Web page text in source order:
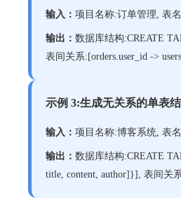
输入： 项目名称:订单管理, 表名
输出： 数据库结构:CREATE
表间关系:[orders.user_id ->
示例 3:生成无关系的单表
输入： 项目名称:博客系统, 表
输出： 数据库结构:CREATE
title, content, author]}], 表间关